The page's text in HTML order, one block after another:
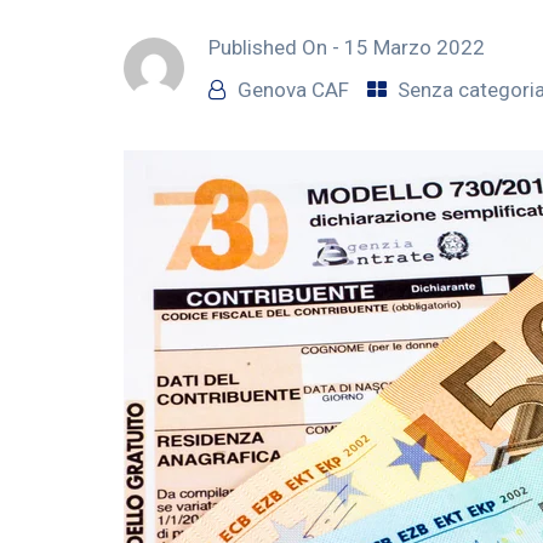
Published On - 15 Marzo 2022
Genova CAF
Senza